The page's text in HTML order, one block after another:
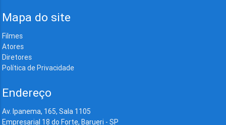
Mapa do site
Filmes
Atores
Diretores
Política de Privacidade
Endereço
Av. Ipanema, 165, Sala 1105
Empresarial 18 do Forte, Barueri - SP